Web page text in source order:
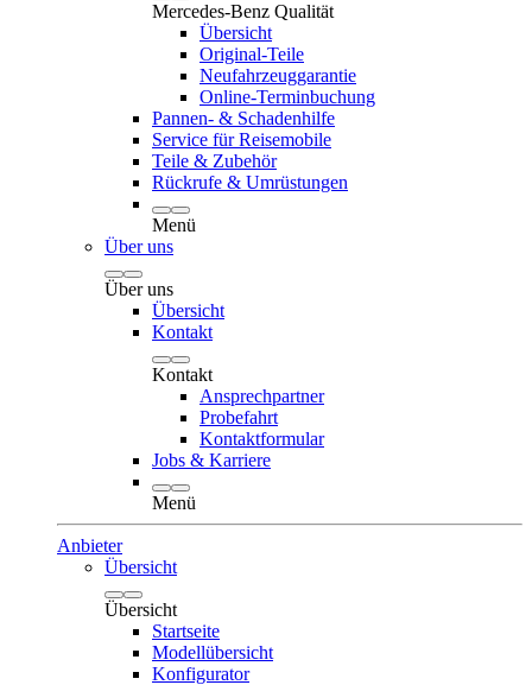
Mercedes-Benz Qualität
Übersicht
Original-Teile
Neufahrzeuggarantie
Online-Terminbuchung
Pannen- & Schadenhilfe
Service für Reisemobile
Teile & Zubehör
Rückrufe & Umrüstungen
Menü
Über uns
Über uns
Übersicht
Kontakt
Kontakt
Ansprechpartner
Probefahrt
Kontaktformular
Jobs & Karriere
Menü
Anbieter
Übersicht
Übersicht
Startseite
Modellübersicht
Konfigurator